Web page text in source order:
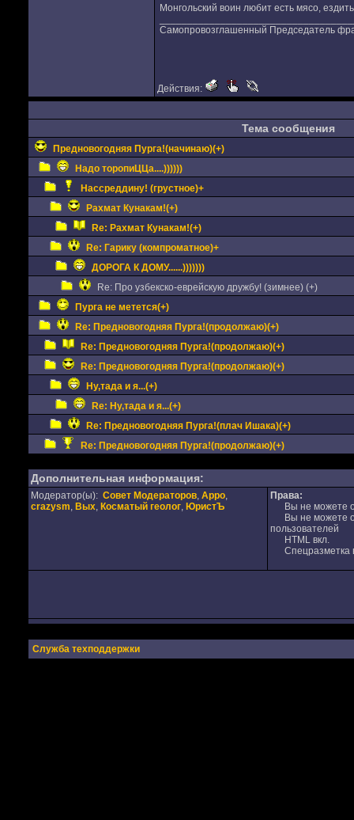
Монгольский воин любит есть мясо,
Самопровозглашенный Председатель
Действия:
Тема сообщения
Предновогодняя Пурга!(начинаю)(+)
Надо торопиЦЦа....))))))
Нассреддину! (грустное)+
Рахмат Кунакам!(+)
Re: Рахмат Кунакам!(+)
Re: Гарику (компроматное)+
ДОРОГА К ДОМУ......)))))))
Re: Про узбекско-еврейскую дружбу! (зимнее) (+)
Пурга не метется(+)
Re: Предновогодняя Пурга!(продолжаю)(+)
Re: Предновогодняя Пурга!(продолжаю)(+)
Re: Предновогодняя Пурга!(продолжаю)(+)
Ну,тада и я...(+)
Re: Ну,тада и я...(+)
Re: Предновогодняя Пурга!(плач Ишака)(+)
Re: Предновогодняя Пурга!(продолжаю)(+)
Дополнительная информация:
Модератор(ы): Совет Модераторов, Appo,
crazysm, Вых, Косматый геолог, ЮристЪ
Права:
Вы не можете
Вы не можете
пользователей
HTML вкл.
Спецразметка
Служба техподдержки